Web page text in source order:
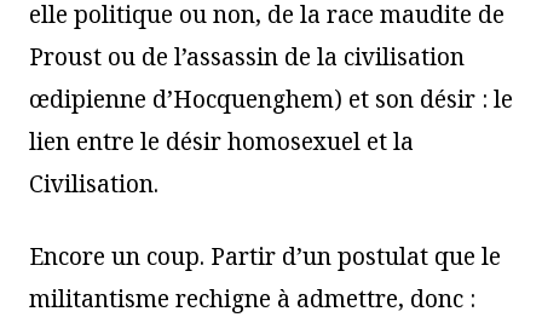
elle politique ou non, de la race maudite de
Proust ou de l’assassin de la civilisation
œdipienne d’Hocquenghem) et son désir : le
lien entre le désir homosexuel et la
Civilisation.
Encore un coup. Partir d’un postulat que le
militantisme rechigne à admettre, donc :